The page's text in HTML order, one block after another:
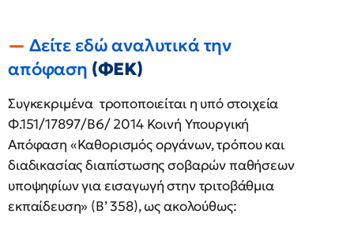
Δείτε εδώ αναλυτικά την
απόφαση (ΦΕΚ)
Συγκεκριμένα τροποποιείται η υπό στοιχεία
Φ.151/17897/Β6/ 2014 Κοινή Υπουργική
Απόφαση «Καθορισμός οργάνων, τρόπου και
διαδικασίας διαπίστωσης σοβαρών παθήσεων
υποψηφίων για εισαγωγή στην τριτοβάθμια
εκπαίδευση» (Β’ 358), ως ακολούθως: